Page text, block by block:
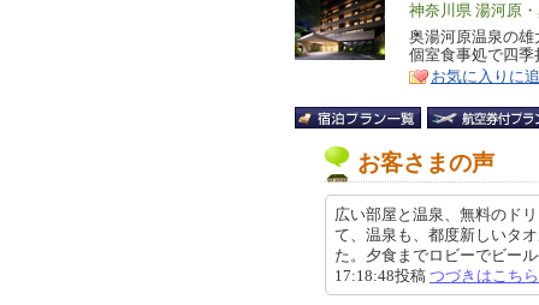
エ
リ
ア
神奈川県 湯河原
特
徴
奥湯河原温泉の
個室食事処で四
お気に入りに
お客さまの声
広い部屋と温泉、無料のド
て、温泉も、都度新しいタ
た。夕食までロビーでビー
17:18:48投稿 つづきはこちら